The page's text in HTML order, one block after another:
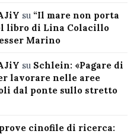
su “Il mare non porta
libro di Lina Colacillo
Marino
su Schlein: «Pagare di
lavorare nelle aree
dal ponte sullo stretto
cinofile di ricerca: